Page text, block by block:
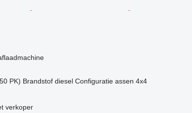
PK) Brandstof diesel Configuratie assen 4x4
verkoper